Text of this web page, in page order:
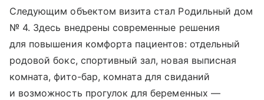
Следующим объектом визита стал Родильный дом
№ 4. Здесь внедрены современные решения
для повышения комфорта пациентов: отдельный
родовой бокс, спортивный зал, новая выписная
комната, фито-бар, комната для свиданий
и возможность прогулок для беременных —